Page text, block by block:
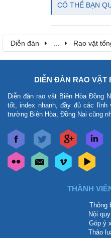
CÓ THỂ BẠN
Diễn đàn Rao vặt
DIỄN ĐÀN RAO VẶT
Diễn đàn rao vặt Biên Hòa Đồng
tốt, index nhanh, đầy đủ các lĩnh
trường Biên Hòa, Đồng Nai cũng
THÀNH
Thông
Nội
Góp ý
Thảo